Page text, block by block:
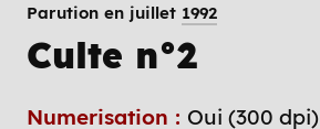
Parution en juillet 1992
Culte n°2
Numerisation : Oui (300 dpi)